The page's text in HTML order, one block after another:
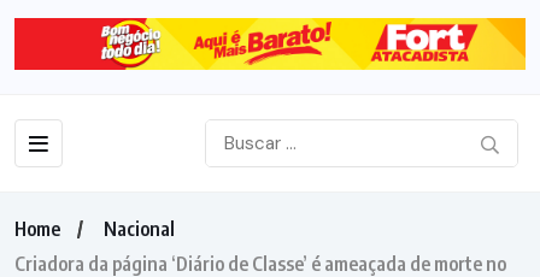
Home
Nacional
Criadora da página ‘Diário de Classe’ é ameaçada de morte no